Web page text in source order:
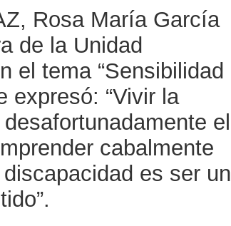
Rosa María García
de la Unidad
el tema “Sensibilidad
expresó: “Vivir la
el
cabalmente
es ser un